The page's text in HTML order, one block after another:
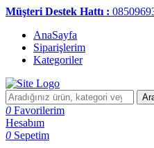
Müşteri Destek Hattı :
AnaSayfa
Siparişlerim
Kategoriler
0 Favorilerim
Hesabım
0 Sepetim